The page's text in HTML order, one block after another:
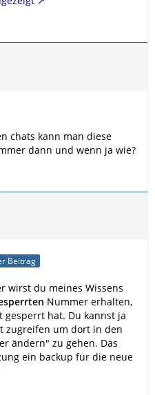
chats kann man diese
dann und wenn ja wie?
Beitrag
wirst du meines Wissens
Nummer erhalten,
gesperrt hat. Du kannst ja
zugreifen um dort in den
ändern" zu gehen. Das
ein backup für die neue